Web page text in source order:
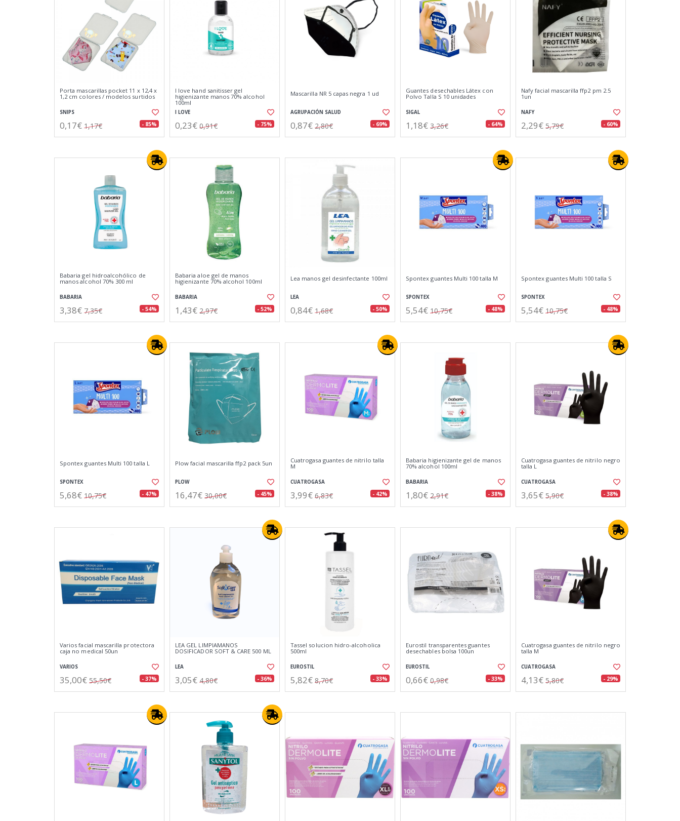
Porta mascarillas pocket 11 x 12,4 x
1,2 cm colores / modelos surtidos
SNIPS
0,17€ 1,17€ - 85%
I love hand sanitisser gel
higienizante manos 70% alcohol
100ml
I LOVE
0,23€ 0,91€ - 75%
Mascarilla NR 5 capas negra 1 ud
AGRUPACIÓN SALUD
0,87€ 2,80€ - 69%
Guantes desechables Látex con
Polvo Talla S 10 unidades
SIGAL
1,18€ 3,26€ - 64%
Nafy facial mascarilla ffp2 pm 2.5
1un
NAFY
2,29€ 5,79€ - 60%
Babaria gel hidroalcohólico de
manos alcohol 70% 300 ml
BABARIA
3,38€ 7,35€ - 54%
Babaria aloe gel de manos
higienizante 70% alcohol 100ml
BABARIA
1,43€ 2,97€ - 52%
Lea manos gel desinfectante 100ml
LEA
0,84€ 1,68€ - 50%
Spontex guantes Multi 100 talla M
SPONTEX
5,54€ 10,75€ - 48%
Spontex guantes Multi 100 talla S
SPONTEX
5,54€ 10,75€ - 48%
Spontex guantes Multi 100 talla L
SPONTEX
5,68€ 10,75€ - 47%
Plow facial mascarilla ffp2 pack 5un
PLOW
16,47€ 30,00€ - 45%
Cuatrogasa guantes de nitrilo talla
M
CUATROGASA
3,99€ 6,83€ - 42%
Babaria higienizante gel de manos
70% alcohol 100ml
BABARIA
1,80€ 2,91€ - 38%
Cuatrogasa guantes de nitrilo negro
talla L
CUATROGASA
3,65€ 5,90€ - 38%
Varios facial mascarilla protectora
caja no medical 50un
VARIOS
35,00€ 55,50€ - 37%
LEA GEL LIMPIAMANOS
DOSIFICADOR SOFT & CARE 500 ML
LEA
3,05€ 4,80€ - 36%
Tassel solucion hidro-alcoholica
500ml
EUROSTIL
5,82€ 8,70€ - 33%
Eurostil transparentes guantes
desechables bolsa 100un
EUROSTIL
0,66€ 0,98€ - 33%
Cuatrogasa guantes de nitrilo negro
talla M
CUATROGASA
4,13€ 5,80€ - 29%